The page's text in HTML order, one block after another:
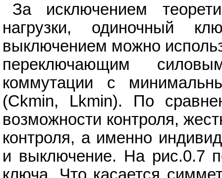
За исключением
нагрузки, одиночный
выключением можно
переключающим
коммутации с
(Ckmin, Lkmin). По
возможности контроля,
контроля, а именно
и выключение. На рис.0.7